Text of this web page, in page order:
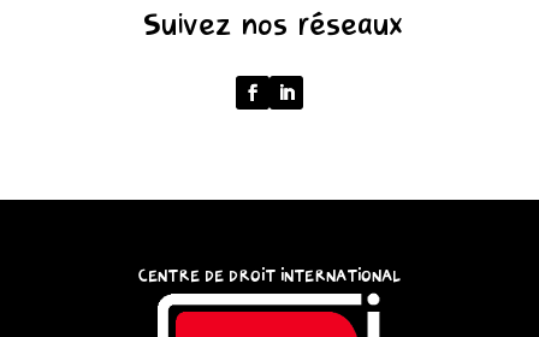
Suivez nos réseaux
CENTRE DE DROIT INTERNATIONAL